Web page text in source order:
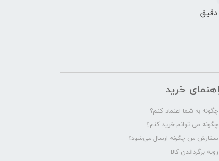
دقیق
خرید
چگونه به شما اعتماد کنم؟
چگونه می توانم خرید کنم؟
سفارش من چگونه ارسال می‌شود؟
رویه برگرداندن کالا